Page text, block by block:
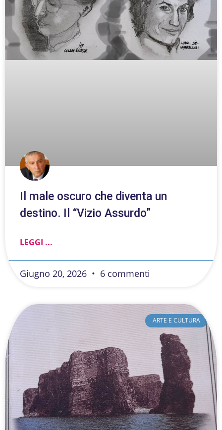
Il male oscuro che diventa un
destino. Il “Vizio Assurdo”
LEGGI ...
Giugno 20, 2026 6 commenti
ARTE E CULTURA